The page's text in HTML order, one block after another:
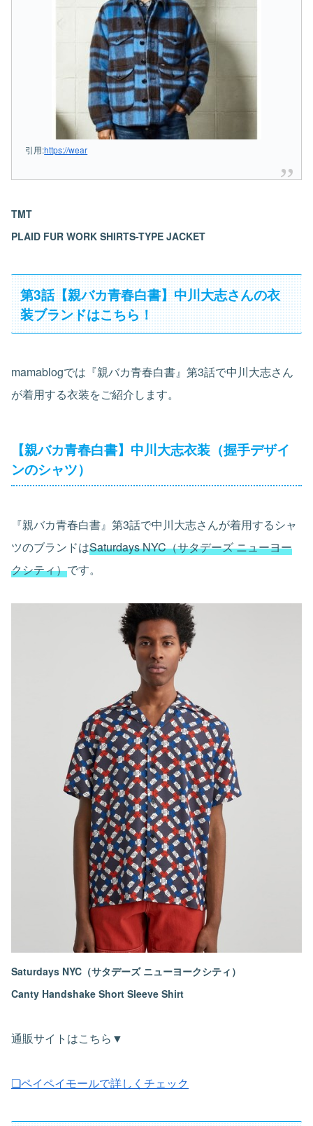
引用:https://wear
TMT
PLAID FUR WORK SHIRTS-TYPE JACKET
第3話【親バカ青春白書】中川大志さんの衣
装ブランドはこちら！
mamablogでは『親バカ青春白書』第3話で中川大志さん
が着用する衣装をご紹介します。
【親バカ青春白書】中川大志衣装（握手デザイ
ンのシャツ）
『親バカ青春白書』第3話で中川大志さんが着用するシャ
ツのブランドはSaturdays NYC（サタデーズ ニューヨー
クシティ）です。
Saturdays NYC（サタデーズ ニューヨークシティ）
Canty Handshake Short Sleeve Shirt
通販サイトはこちら▼
❏ペイペイモールで詳しくチェック